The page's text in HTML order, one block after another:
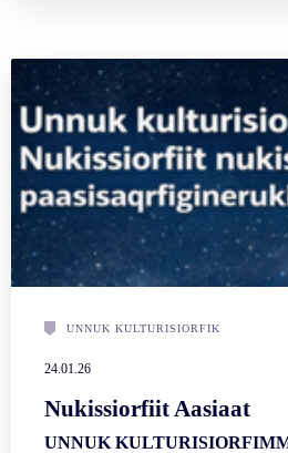
UNNUK KULTURISIORFIK
24.01.26
Nukissiorfiit Aasiaat
UNNUK